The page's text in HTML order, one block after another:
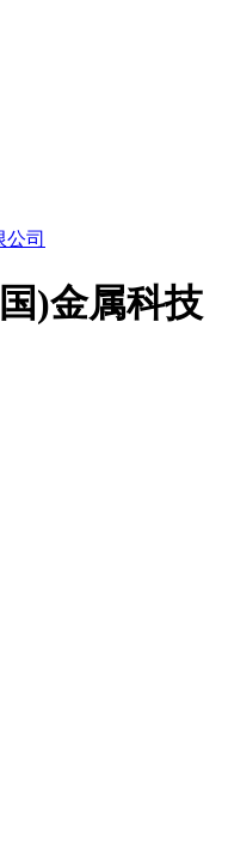
)金属科技